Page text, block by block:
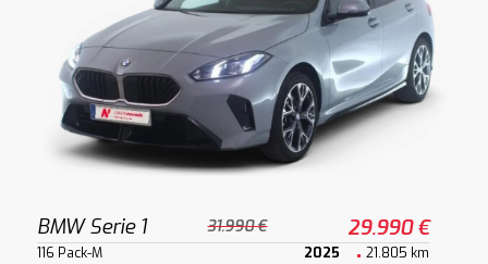
BMW Serie 1 31.990 € 29.990 €
116 Pack-M 2025 21.805 km